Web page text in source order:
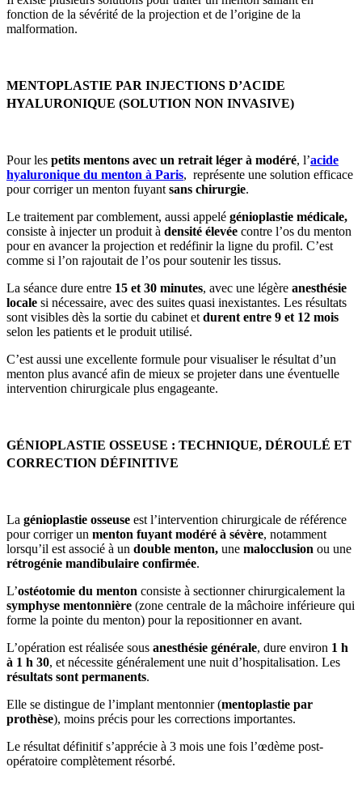
fonction de la sévérité de la projection et de l’origine de la
malformation.
MENTOPLASTIE PAR INJECTIONS D’ACIDE
HYALURONIQUE (SOLUTION NON INVASIVE)
Pour les petits mentons avec un retrait léger à modéré, l’acide
hyaluronique du menton à Paris, représente une solution efficace
pour corriger un menton fuyantsans chirurgie.
Le traitement par comblement, aussi appelé génioplastie médicale,
consiste à injecter un produit à densité élevée contre l’os du menton
pour en avancer la projection et redéfinir la ligne du profil. C’est
comme si l’on rajoutait de l’os pour soutenir les tissus.
La séance dure entre 15 et 30 minutes, avec une légère anesthésie
locale si nécessaire, avec des suites quasi inexistantes. Les résultats
sont visibles dès la sortie du cabinet etdurent entre 9 et 12 mois
selon les patients et le produit utilisé.
C’est aussi une excellente formule pour visualiser le résultat d’un
menton plus avancé afin de mieux se projeter dans une éventuelle
intervention chirurgicale plus engageante.
GÉNIOPLASTIE OSSEUSE : TECHNIQUE, DÉROULÉ ET
CORRECTION DÉFINITIVE
La génioplastie osseuse est l’intervention chirurgicale de référence
pour corriger un menton fuyant modéré à sévère, notamment
lorsqu’il est associé à un double menton, une malocclusion ou une
rétrogénie mandibulaire confirmée.
L’ostéotomie du menton consiste à sectionner chirurgicalement la
symphyse mentonnière (zone centrale de la mâchoire inférieure qui
forme la pointe du menton) pour la repositionner en avant.
L’opération est réalisée sous anesthésie générale, dure environ 1 h
à 1 h 30, et nécessite généralement une nuit d’hospitalisation. Les
résultats sont permanents.
Elle se distingue de l’implant mentonnier (mentoplastie par
prothèse), moins précis pour les corrections importantes.
Le résultat définitif s’apprécie à 3 mois une fois l’œdème post-
opératoire complètement résorbé.